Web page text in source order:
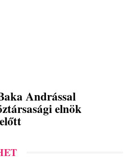
Andrással
elnök